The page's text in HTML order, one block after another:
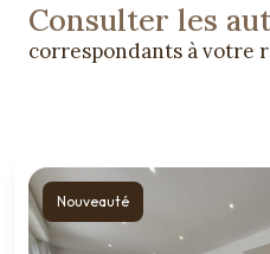
Consulter les
correspondants à votre
Nouveauté